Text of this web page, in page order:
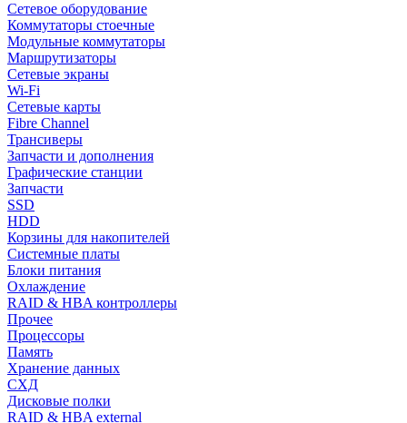
Сетевое оборудование
Коммутаторы стоечные
Модульные коммутаторы
Маршрутизаторы
Сетевые экраны
Wi-Fi
Сетевые карты
Fibre Channel
Трансиверы
Запчасти и дополнения
Графические станции
Запчасти
SSD
HDD
Корзины для накопителей
Системные платы
Блоки питания
Охлаждение
RAID & HBA контроллеры
Прочее
Процессоры
Память
Хранение данных
СХД
Дисковые полки
RAID & HBA external